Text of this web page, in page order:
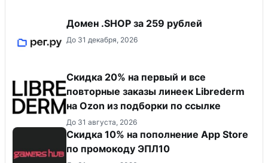
Домен .SHOP за 259 рублей
До 31 декабря, 2026
Скидка 20% на первый и все
повторные заказы линеек Librederm
на Ozon из подборки по ссылке
До 31 августа, 2026
Скидка 10% на пополнение App Store
по промокоду ЭПЛ10